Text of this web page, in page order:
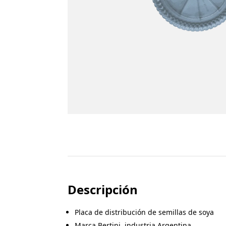
Descripción
Placa de distribución de semillas de soya